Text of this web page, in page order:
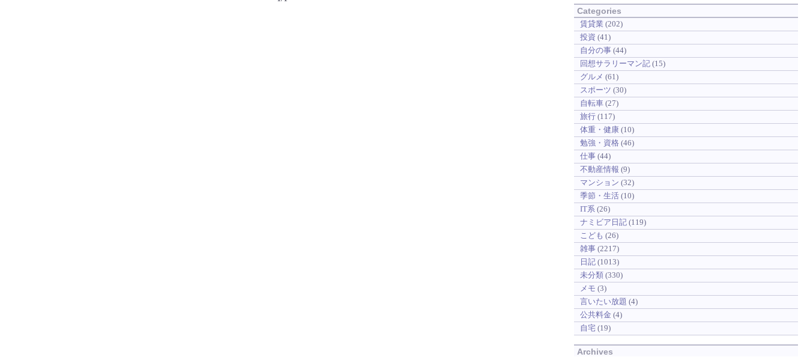
Categories
賃貸業 (202)
投資 (41)
自分の事(44)
回想サラリーマン記(15)
グルメ (61)
スポーツ (30)
自転車(27)
旅行(117)
体重・健康(10)
勉強・資格(46)
仕事(44)
不動産情報 (9)
マンション (32)
季節・生活(10)
IT系(26)
ナミビア日記(119)
こども (26)
雑事(2217)
日記(1013)
未分類(330)
メモ (3)
言いたい放題 (4)
公共料金 (4)
自宅 (19)
Archives